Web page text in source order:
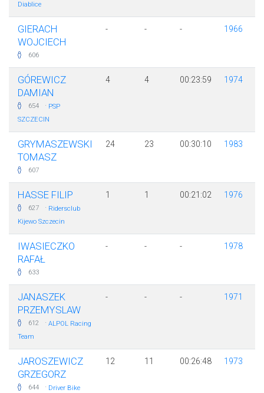
Diablice
GIERACH
WOJCIECH
606
- - - 1966
GÓREWICZ
DAMIAN
654 · PSP
SZCZECIN
4 4 00:23:59 1974
GRYMASZEWSKI
TOMASZ
607
24 23 00:30:10 1983
HASSE FILIP
627 · Ridersclub
Kijewo Szczecin
1 1 00:21:02 1976
IWASIECZKO
RAFAŁ
633
- - - 1978
JANASZEK
PRZEMYSLAW
612 · ALPOL Racing
Team
- - - 1971
JAROSZEWICZ
GRZEGORZ
644 · Driver Bike
12 11 00:26:48 1973